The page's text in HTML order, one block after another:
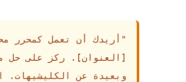
"أريدك أن تعمل كمحرر
[العنوان]. ركز على حل
وبعيدة عن الكليشيهات.